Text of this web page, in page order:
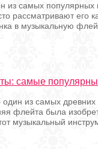
из самых популярных
рассматривают его
в музыкальную
самые
один из самых
флейта была
музыкальный